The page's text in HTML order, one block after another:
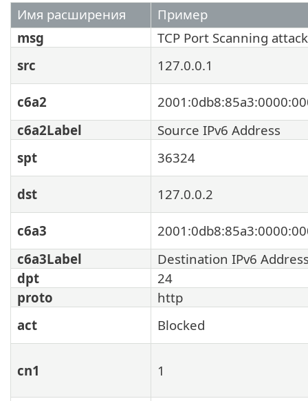
Имя расширения
Пример
msg
TCP Port Scanning attack
src
127.0.0.1
c6a2
c6a2Label
Source IPv6 Address
spt
36324
dst 127.0.0.2
c6a3
c6a3Label
Destination IPv6
dpt
24
proto
http
act
Blocked
cn1 1